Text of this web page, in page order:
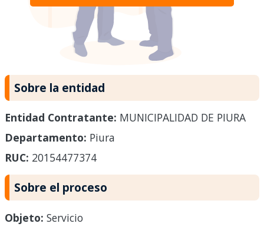
Sobre la entidad
Entidad Contratante: MUNICIPALIDAD DE PIURA
Departamento: Piura
RUC: 20154477374
Sobre el proceso
Objeto: Servicio